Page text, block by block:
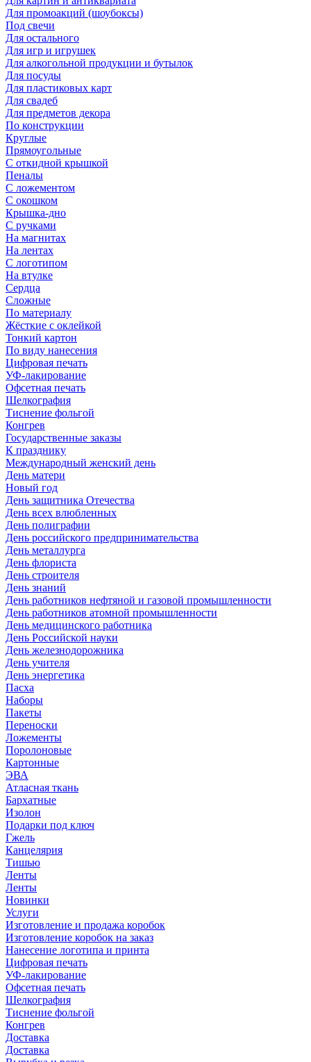
Для промоакций (шоубоксы)
Под свечи
Для остального
Для игр и игрушек
Для алкогольной продукции и бутылок
Для посуды
Для пластиковых карт
Для свадеб
Для предметов декора
По конструкции
Круглые
Прямоугольные
С откидной крышкой
Пеналы
С ложементом
С окошком
Крышка-дно
С ручками
На магнитах
На лентах
С логотипом
На втулке
Сердца
Сложные
По материалу
Жёсткие с оклейкой
Тонкий картон
По виду нанесения
Цифровая печать
УФ-лакирование
Офсетная печать
Шелкография
Тиснение фольгой
Конгрев
Государственные заказы
К празднику
Международный женский день
День матери
Новый год
День защитника Отечества
День всех влюбленных
День полиграфии
День российского предпринимательства
День металлурга
День флориста
День строителя
День знаний
День работников нефтяной и газовой промышленности
День работников атомной промышленности
День медицинского работника
День Российской науки
День железнодорожника
День учителя
День энергетика
Пасха
Наборы
Пакеты
Переноски
Ложементы
Поролоновые
Картонные
ЭВА
Атласная ткань
Бархатные
Изолон
Подарки под ключ
Гжель
Канцелярия
Тишью
Ленты
Ленты
Новинки
Услуги
Изготовление и продажа коробок
Изготовление коробок на заказ
Нанесение логотипа и принта
Цифровая печать
УФ-лакирование
Офсетная печать
Шелкография
Тиснение фольгой
Конгрев
Доставка
Доставка